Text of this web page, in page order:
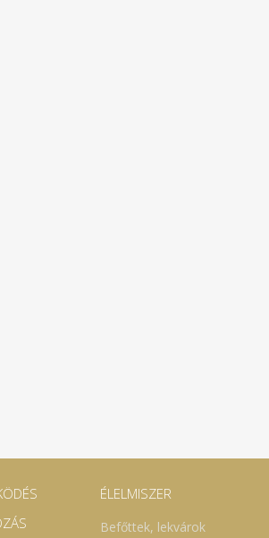
ÉLELMISZER
Befőttek, lekvárok